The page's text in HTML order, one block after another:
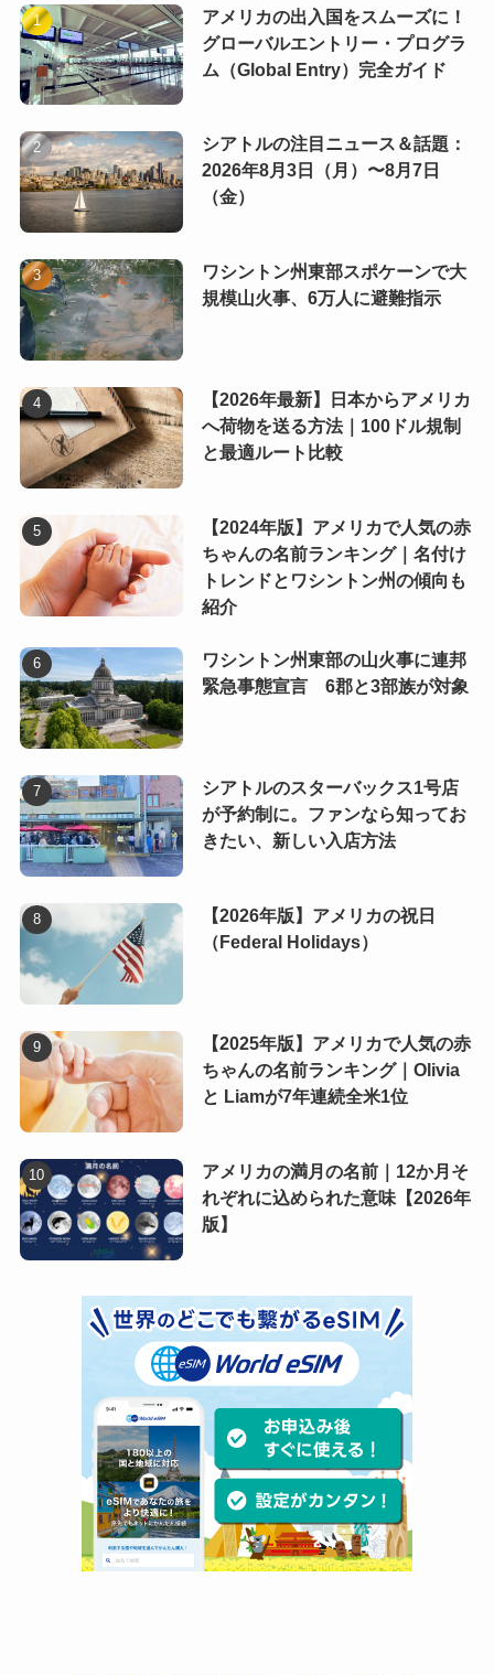
アメリカの出入国をスムーズに！
グローバルエントリー・プログラ
ム（Global Entry）完全ガイド
シアトルの注目ニュース＆話題：
2026年8月3日（月）〜8月7日
（金）
ワシントン州東部スポケーンで大
規模山火事、6万人に避難指示
【2026年最新】日本からアメリカ
へ荷物を送る方法｜100ドル規制
と最適ルート比較
【2024年版】アメリカで人気の赤
ちゃんの名前ランキング｜名付け
トレンドとワシントン州の傾向も
紹介
ワシントン州東部の山火事に連邦
緊急事態宣言 6郡と3部族が対象
シアトルのスターバックス1号店
が予約制に。ファンなら知ってお
きたい、新しい入店方法
【2026年版】アメリカの祝日
（Federal Holidays）
【2025年版】アメリカで人気の赤
ちゃんの名前ランキング｜Olivia
と Liamが7年連続全米1位
アメリカの満月の名前｜12か月そ
れぞれに込められた意味【2026年
版】